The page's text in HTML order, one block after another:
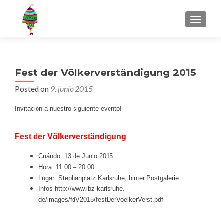
MENU
Fest der Völkerverständigung 2015
Posted on 9. junio 2015
Invitación a nuestro siguiente evento!
Fest der Völkerverständigung
Cuándo: 13 de Junio 2015
Hora: 11:00 – 20:00
Lugar: Stephanplatz Karlsruhe, hinter Postgalerie
Infos http://www.ibz-karlsruhe.
de/images/fdV2015/festDerVoelkerVerst.pdf